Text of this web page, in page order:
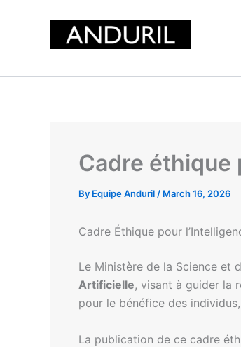
Cadre éthique
By Equipe Anduril / March 16, 2026
Cadre Éthique pour
Le Ministère de la Science et
Artificielle, visant à guider la
pour le bénéfice des
La publication de ce cadre